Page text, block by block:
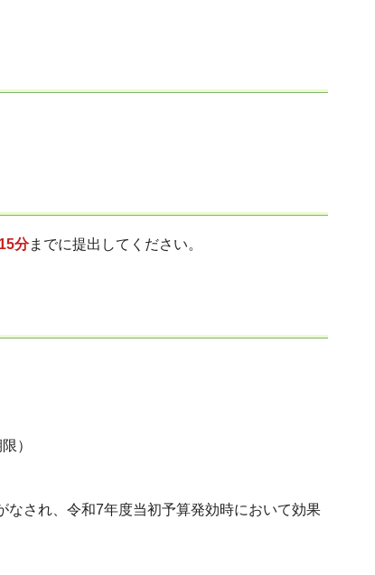
分までに提出してください。
）
され、令和7年度当初予算発効時において効果